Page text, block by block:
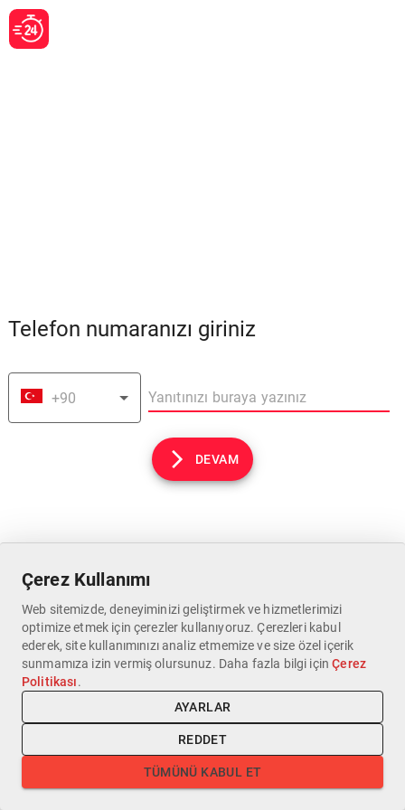
Telefon numaranızı giriniz
+90
DEVAM
Çerez Kullanımı
Web sitemizde, deneyiminizi geliştirmek ve hizmetlerimizi
optimize etmek için çerezler kullanıyoruz. Çerezleri kabul
ederek, site kullanımınızı analiz etmemize ve size özel içerik
sunmamıza izin vermiş olursunuz. Daha fazla bilgi için Çerez
Politikası.
AYARLAR
REDDET
TÜMÜNÜ KABUL ET